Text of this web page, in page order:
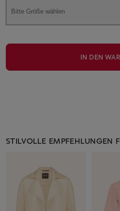
Bitte Größe wählen
IN DEN
STILVOLLE EMPFEHLUNGEN